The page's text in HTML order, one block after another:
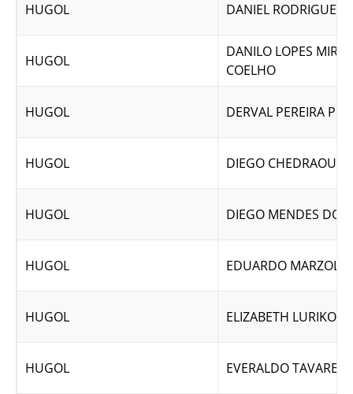
HUGOL DANIEL RODRIGUES
HUGOL
DANILO LOPES
COELHO
HUGOL DERVAL PEREIRA
HUGOL DIEGO CHEDRAOUI
HUGOL DIEGO MENDES DOS
HUGOL EDUARDO MARZOLA
HUGOL ELIZABETH LURIKO
HUGOL EVERALDO TAVARES